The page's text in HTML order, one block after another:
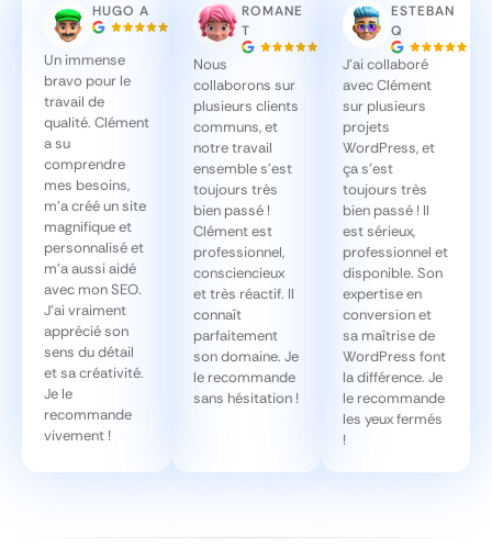
HUGO A
Un immense
bravo pour le
travail de
qualité. Clément
a su
comprendre
mes besoins,
m’a créé un site
magnifique et
personnalisé et
m’a aussi aidé
avec mon SEO.
J’ai vraiment
apprécié son
sens du détail
et sa créativité.
Je le
recommande
vivement !
ROMANE
T
Nous
collaborons sur
plusieurs clients
communs, et
notre travail
ensemble s’est
toujours très
bien passé !
Clément est
professionnel,
consciencieux
et très réactif. Il
connaît
parfaitement
son domaine. Je
le recommande
sans hésitation !
ESTEBAN
Q
J’ai collaboré
avec Clément
sur plusieurs
projets
WordPress, et
ça s’est
toujours très
bien passé ! Il
est sérieux,
professionnel et
disponible. Son
expertise en
conversion et
sa maîtrise de
WordPress font
la différence. Je
le recommande
les yeux fermés
!